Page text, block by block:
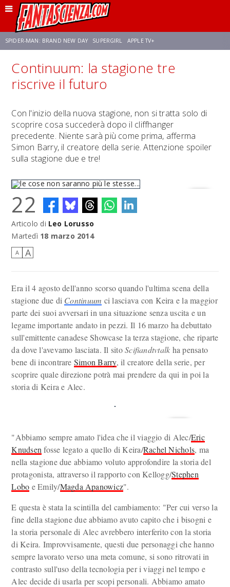
SPIDER-MAN: BRAND NEW DAY SUPERGIRL APPLE TV+
FRANCO RICCIARDIELLO ZENDAYA STAR TREK AVENGERS: DOOMSDAY
Continuum: la stagione tre
riscrive il futuro
Con l'inizio della nuova stagione, non si tratta solo di
scoprire cosa succederà dopo il cliffhanger
precedente. Niente sarà più come prima, afferma
Simon Barry, il creatore della serie. Attenzione spoiler
sulla stagione due e tre!
le cose non saranno più le stesse...
22
Articolo di Leo Lorusso
Martedì 18 marzo 2014
A A
Era il 4 agosto dell'anno scorso quando l'ultima scena della
stagione due di Continuum ci lasciava con Keira e la maggior
parte dei suoi avversari in una situazione senza uscita e un
legame importante andato in pezzi. Il 16 marzo ha debuttato
sull'emittente canadese Showcase la terza stagione, che riparte
da dove l'avevamo lasciata. Il sitoScifiandtvtalk ha pensato
bene di incontrare Simon Barry, il creatore della serie, per
scoprire quale direzione potrà mai prendere da qui in poi la
storia di Keira e Alec.
"Abbiamo sempre amato l'idea che il viaggio di Alec/Eric
Knudsen fosse legato a quello di Keira/Rachel Nichols, ma
nella stagione due abbiamo voluto approfondire la storia del
protagonista, attraverso il rapporto con Kellogg/Stephen
Lobo e Emily/Magda Apanowicz".
E questa è stata la scintilla del cambiamento: "Per cui verso la
fine della stagione due abbiamo avuto capito che i bisogni e
la storia personale di Alec avrebbero interferito con la storia
di Keira. Improvvisamente, questi due personaggi che hanno
sempre lavorato verso una meta comune, si sono ritrovati in
contrasto sull'uso della tecnologia per i viaggi nel tempo e
Alec decide di usarla per scopi personali. Abbiamo amato